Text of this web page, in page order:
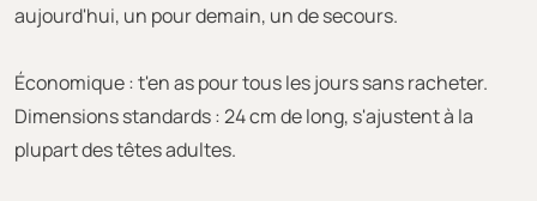
aujourd'hui, un pour demain, un de secours.
Économique : t'en as pour tous les jours sans racheter.
Dimensions standards : 24 cm de long, s'ajustent à la
plupart des têtes adultes.